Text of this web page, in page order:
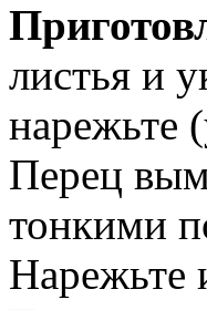
листья и
нарежьте
Перец
тонкими
Нарежьте